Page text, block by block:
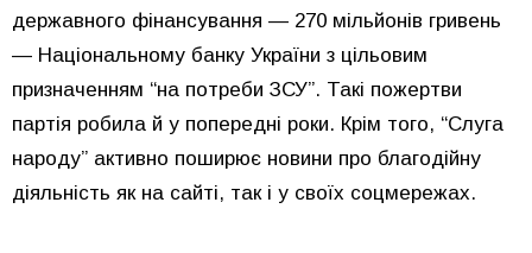
державного фінансування — 270 мільйонів гривень
— Національному банку України з цільовим
призначенням “на потреби ЗСУ”. Такі пожертви
партія робила й у попередні роки. Крім того, “Слуга
народу” активно поширює новини про благодійну
діяльність як на сайті, так і у своїх соцмережах.